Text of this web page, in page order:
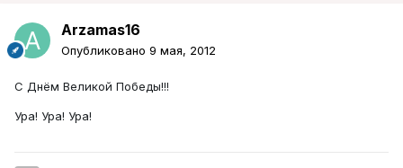
Arzamas16
Опубликовано 9 мая, 2012
С Днём Великой Победы!!!
Ура! Ура! Ура!